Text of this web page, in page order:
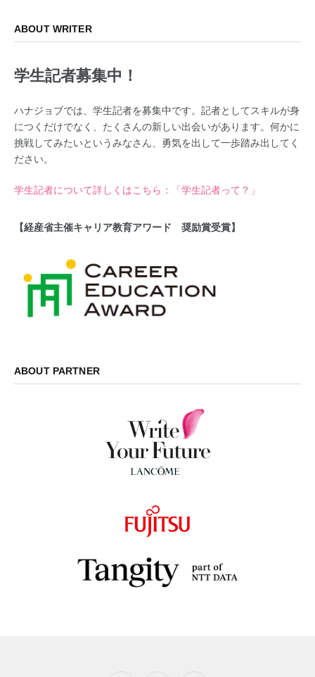
ABOUT WRITER
学生記者募集中！
ハナジョブでは、学生記者を募集中です。記者としてスキルが身
につくだけでなく、たくさんの新しい出会いがあります。何かに
挑戦してみたいというみなさん、勇気を出して一歩踏み出してく
ださい。
学生記者について詳しくはこちら：「学生記者って？」
【経産省主催キャリア教育アワード 奨励賞受賞】
ABOUT PARTNER